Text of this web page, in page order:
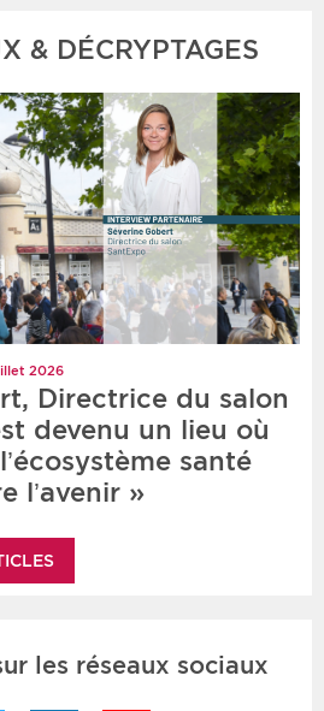
& DÉCRYPTAGES
2026
Directrice du salon
devenu un lieu où
santé
l’avenir »
les réseaux sociaux